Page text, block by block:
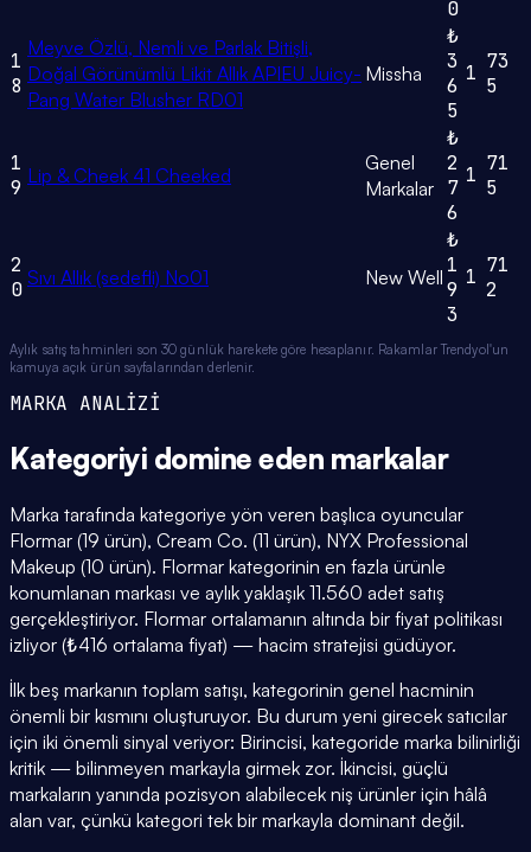
0
1
8
Meyve Özlü, Nemli ve Parlak Bitişli,
Doğal Görünümlü Likit Allık APIEU Juicy-
Pang Water Blusher RD01
Missha
₺
3
6
5
1 73
5
1
9 Lip & Cheek 41 Cheeked
Genel
Markalar
₺
2
7
6
1 71
5
2
0 Sıvı Allık (sedefli) No01 New Well
₺
1
9
3
1 71
2
Aylık satış tahminleri son 30 günlük harekete göre hesaplanır. Rakamlar Trendyol'un
kamuya açık ürün sayfalarından derlenir.
MARKA ANALİZİ
Kategoriyi domine eden markalar
Marka tarafında kategoriye yön veren başlıca oyuncular
Flormar (19 ürün), Cream Co. (11 ürün), NYX Professional
Makeup (10 ürün). Flormar kategorinin en fazla ürünle
konumlanan markası ve aylık yaklaşık 11.560 adet satış
gerçekleştiriyor. Flormar ortalamanın altında bir fiyat politikası
izliyor (₺416 ortalama fiyat) — hacim stratejisi güdüyor.
İlk beş markanın toplam satışı, kategorinin genel hacminin
önemli bir kısmını oluşturuyor. Bu durum yeni girecek satıcılar
için iki önemli sinyal veriyor: Birincisi, kategoride marka bilinirliği
kritik — bilinmeyen markayla girmek zor. İkincisi, güçlü
markaların yanında pozisyon alabilecek niş ürünler için hâlâ
alan var, çünkü kategori tek bir markayla dominant değil.